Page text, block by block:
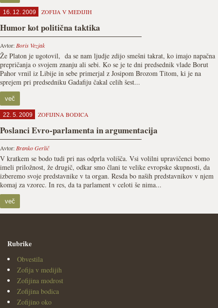
16. 12. 2009 ZOFIJA V MEDIJIH
Humor kot politična taktika
Avtor: Boris Vezjak
Že Platon je ugotovil, da se nam ljudje zdijo smešni takrat, ko imajo napačna
prepričanja o svojem znanju ali sebi. Ko se je te dni predsednik vlade Borut
Pahor vrnil iz Libije in sebe primerjal z Josipom Brozom Titom, ki je na
sprejem pri predsedniku Gadafiju čakal celih šest...
več
22. 5. 2009 ZOFIJINA BODICA
Poslanci Evro-parlamenta in argumentacija
Avtor: Branko Gerlič
V kratkem se bodo tudi pri nas odprla volišča. Vsi volilni upravičenci bomo
imeli priložnost, že drugič, odkar smo člani te velike evropske skupnosti, da
izberemo svoje predstavnike v ta organ. Resda bo naših predstavnikov v njem
komaj za vzorec. In res, da ta parlament v celoti še nima...
več
Rubrike
Obvestila
Zofija v medijih
Zofijina modrost
Zofijina bodica
Zofijino oko